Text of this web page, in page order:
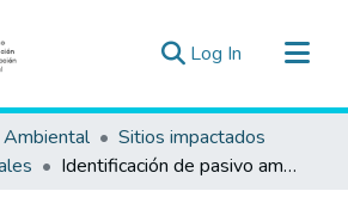
Log In (current)
Ambiental
Sitios impactados
Identificación de pasivo ambiental del subsector hidrocarburos con código de Ficha OEFA F00725, ubicado en el Lote XX (ex Lote XIV), en el distrito de Zorritos de la provincia Contralmirante Villar del departamento de Tumbes